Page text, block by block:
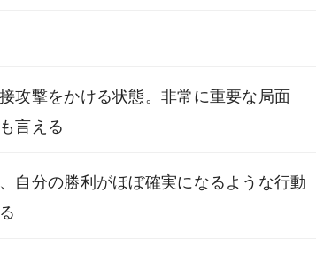
攻撃をかける状態。非常に重要な局面
言える
自分の勝利がほぼ確実になるような行動